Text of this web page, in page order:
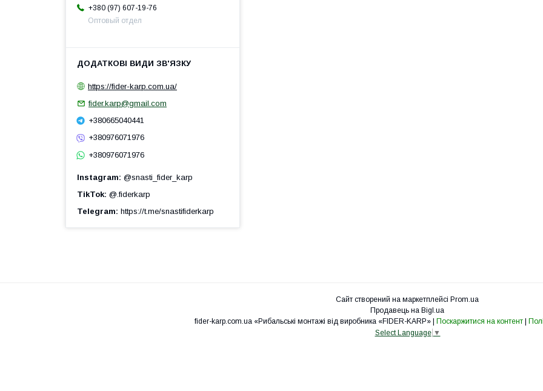
+380 (97) 607-19-76
Оптовый отдел
https://fider-karp.com.ua/
fider.karp@gmail.com
+380665040441
+380976071976
+380976071976
Instagram @snasti_fider_karp
TikTok @.fiderkarp
Telegram https://t.me/snastifiderkarp
Сайт створений на маркетплейсі Prom.ua
Продавець на Bigl.ua
Поскаржитися на контент
Select Language ▼